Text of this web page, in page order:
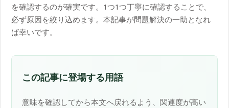
を確認するのが確実です。1つ1つ丁寧に確認することで、
必ず原因を絞り込めます。本記事が問題解決の一助となれ
ば幸いです。
この記事に登場する用語
意味を確認してから本文へ戻れるよう、関連度が高い